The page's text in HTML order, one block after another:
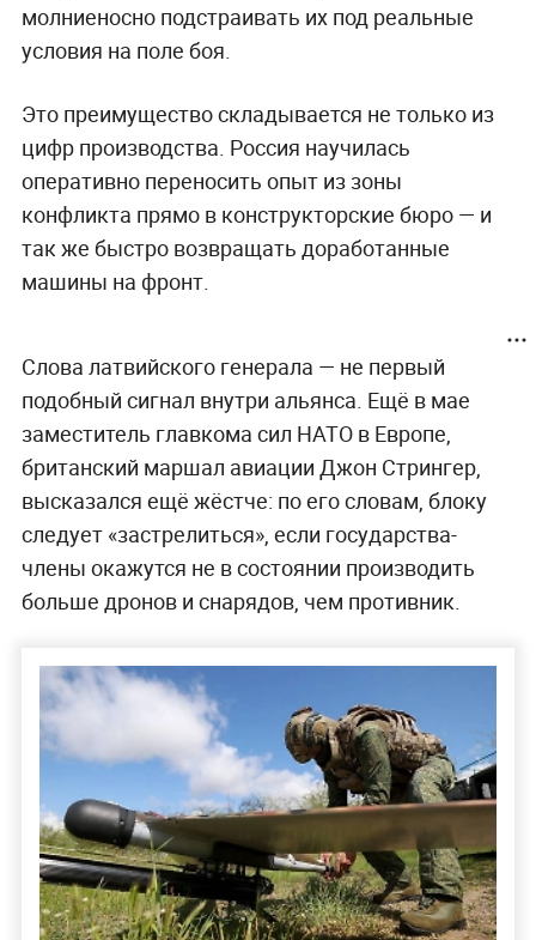
молниеносно подстраивать их под реальные
условия на поле боя.
Это преимущество складывается не только из
цифр производства. Россия научилась
оперативно переносить опыт из зоны
конфликта прямо в конструкторские бюро — и
так же быстро возвращать доработанные
машины на фронт.
Слова латвийского генерала — не первый
подобный сигнал внутри альянса. Ещё в мае
заместитель главкома сил НАТО в Европе,
британский маршал авиации Джон Стрингер,
высказался ещё жёстче: по его словам, блоку
следует «застрелиться», если государства-
члены окажутся не в состоянии производить
больше дронов и снарядов, чем противник.